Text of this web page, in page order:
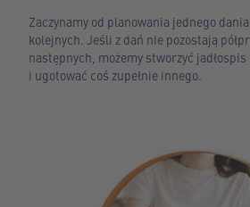
Zaczynamy od planowania jednego
kolejnych. Jeśli z dań nie pozostają
następnych, możemy stworzyć
i ugotować coś zupełnie innego.